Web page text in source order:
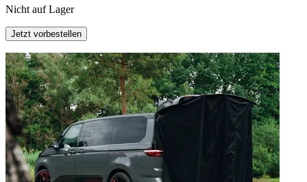
Nicht auf Lager
Jetzt vorbestellen